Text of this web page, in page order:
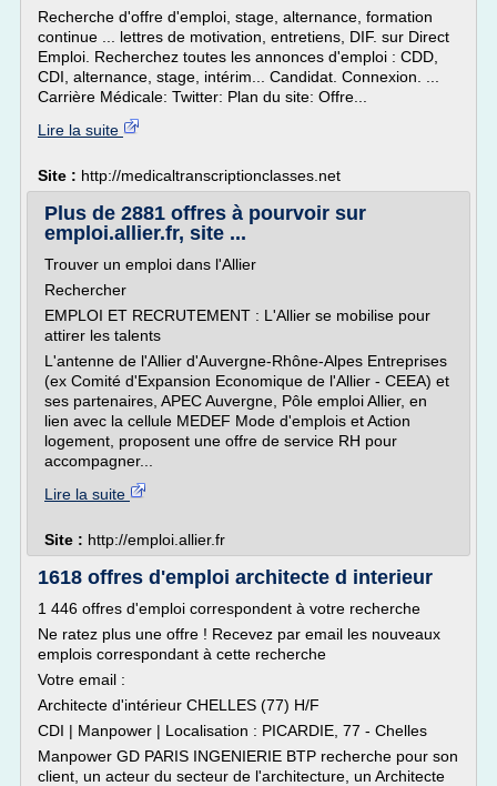
Recherche d'offre d'emploi, stage, alternance, formation
continue ... lettres de motivation, entretiens, DIF. sur Direct
Emploi. Recherchez toutes les annonces d'emploi : CDD,
CDI, alternance, stage, intérim... Candidat. Connexion. ...
Carrière Médicale: Twitter: Plan du site: Offre...
Lire la suite
Site : http://medicaltranscriptionclasses.net
Plus de 2881 offres à pourvoir sur
emploi.allier.fr, site ...
Trouver un emploi dans l'Allier
Rechercher
EMPLOI ET RECRUTEMENT : L'Allier se mobilise pour
attirer les talents
L'antenne de l'Allier d'Auvergne-Rhône-Alpes Entreprises
(ex Comité d'Expansion Economique de l'Allier - CEEA) et
ses partenaires, APEC Auvergne, Pôle emploi Allier, en
lien avec la cellule MEDEF Mode d'emplois et Action
logement, proposent une offre de service RH pour
accompagner...
Lire la suite
Site : http://emploi.allier.fr
1618 offres d'emploi architecte d interieur
1 446 offres d'emploi correspondent à votre recherche
Ne ratez plus une offre ! Recevez par email les nouveaux
emplois correspondant à cette recherche
Votre email :
Architecte d'intérieur CHELLES (77) H/F
CDI | Manpower | Localisation : PICARDIE, 77 - Chelles
Manpower GD PARIS INGENIERIE BTP recherche pour son
client, un acteur du secteur de l'architecture, un Architecte